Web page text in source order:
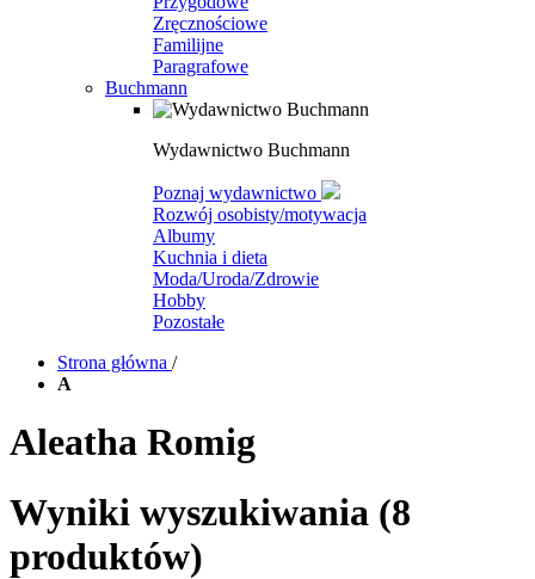
Zręcznościowe
Familijne
Paragrafowe
Buchmann
Wydawnictwo Buchmann
Poznaj wydawnictwo
Rozwój osobisty/motywacja
Albumy
Kuchnia i dieta
Moda/Uroda/Zdrowie
Hobby
Pozostałe
Strona główna /
A
Aleatha Romig
Wyniki wyszukiwania (8
produktów)